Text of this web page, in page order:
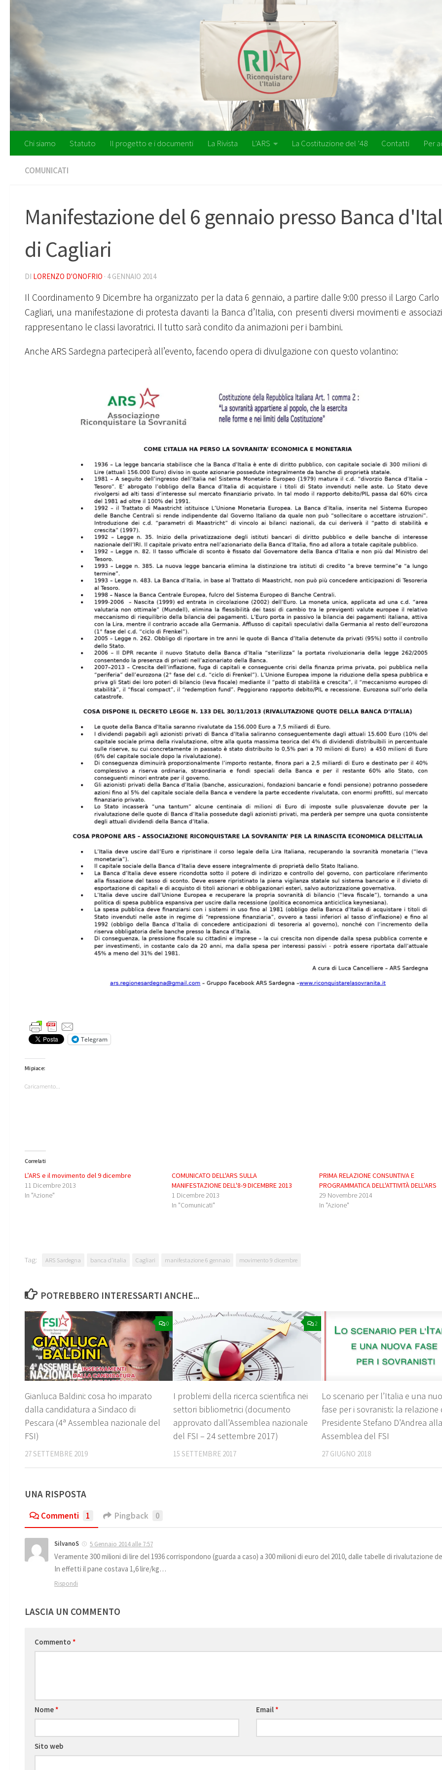
Salta al contenuto
Chi siamo Statuto Il progetto e i documenti La Rivista L’ARS La Costituzione del ’48 Contatti Per
COMUNICATI
Manifestazione del 6 gennaio presso Banca
di Cagliari
DI LORENZO D'ONOFRIO · 4 GENNAIO 2014
Il Coordinamento 9 Dicembre ha organizzato per la data 6 gennaio, a partire dalle 9:00 presso il Largo Carlo
Cagliari, una manifestazione di protesta davanti la Banca d’Italia, con presenti diversi movimenti e
rappresentano le classi lavoratrici. Il tutto sarà condito da animazioni per i bambini.
Anche ARS Sardegna parteciperà all’evento, facendo opera di divulgazione con questo volantino:
Telegram
Mi piace:
Caricamento...
Correlati
L’ARS e il movimento del 9 dicembre
11 Dicembre 2013
In "Azione"
COMUNICATO DELL'ARS SULLA
MANIFESTAZIONE DELL'8-9 DICEMBRE 2013
1 Dicembre 2013
In "Comunicati"
PRIMA RELAZIONE CONSUNTIVA E
PROGRAMMATICA DELL'ATTIVITÀ DELL'ARS
29 Novembre 2014
In "Azione"
Tag: ARS Sardegna banca d'italia Cagliari manifestazione 6 gennaio movimento 9 dicembre
POTREBBERO INTERESSARTI ANCHE...
0
Gianluca Baldini: cosa ho imparato
dalla candidatura a Sindaco di
Pescara (4ª Assemblea nazionale del
FSI)
27 SETTEMBRE 2019
2
I problemi della ricerca scientifica nei
settori bibliometrici (documento
approvato dall’Assemblea nazionale
del FSI – 24 settembre 2017)
15 SETTEMBRE 2017
Lo scenario per l’Italia e una
fase per i sovranisti: la relazione
Presidente Stefano D’Andrea
Assemblea del FSI
27 GIUGNO 2018
UNA RISPOSTA
Commenti 1 Pingback 0
SilvanoS 5 Gennaio 2014 alle 7:57
Veramente 300 milioni di lire del 1936 corrispondono (guarda a caso) a 300 milioni di euro del 2010, dalle tabelle di rivalutazione
In effetti il pane costava 1,6 lire/kg…
Rispondi
LASCIA UN COMMENTO
Commento *
Nome* Email*
Sito web